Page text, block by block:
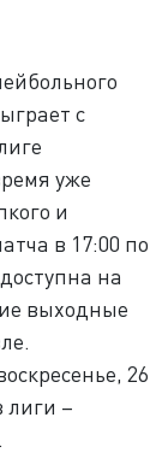
с
уже
и
в 17:00 по
на
выходные
26
лиги –